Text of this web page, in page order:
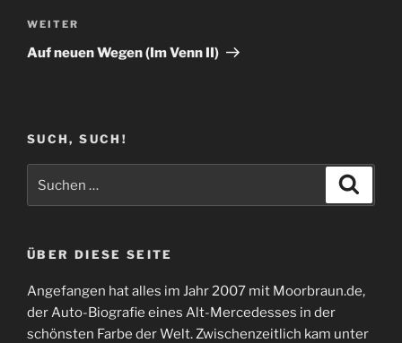
Nächster
Beitrag
WEITER
Auf neuen Wegen (Im Venn II)
SUCH, SUCH!
nach:
ÜBER DIESE SEITE
Angefangen hat alles im Jahr 2007 mit Moorbraun.de,
der Auto-Biografie eines Alt-Mercedesses in der
schönsten Farbe der Welt. Zwischenzeitlich kam unter